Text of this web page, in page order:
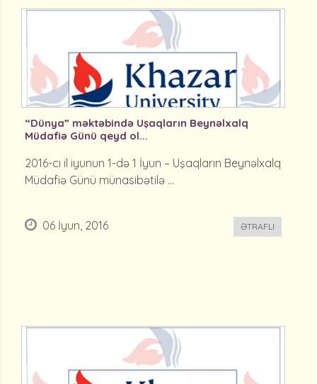
“Dünya” məktəbində Uşaqların Beynəlxalq
Müdafiə Günü qeyd ol...
2016-cı il iyunun 1-də 1 İyun – Uşaqların Beynəlxalq
Müdafiə Günü münasibətilə ...
06 İyun, 2016 ƏTRAFLI